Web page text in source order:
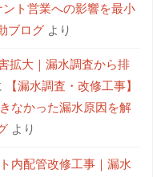
ト営業への影響を最小
ブログ より
拡大｜漏水調査から排
【漏水調査・改修工事】
なかった漏水原因を解
より
内配管改修工事｜漏水